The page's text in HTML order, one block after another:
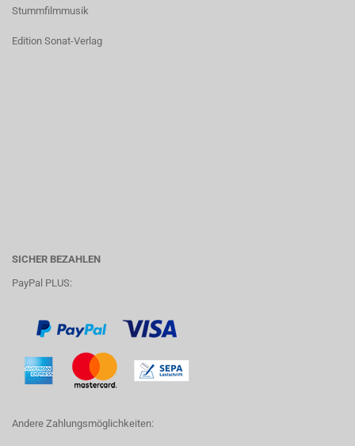
Stummfilmmusik
Edition Sonat-Verlag
SICHER BEZAHLEN
PayPal PLUS:
Andere Zahlungsmöglichkeiten: